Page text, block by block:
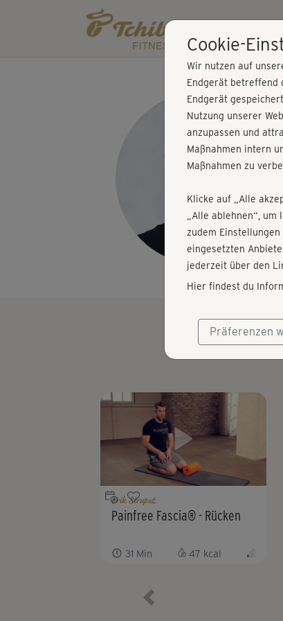
Erik Strupat
Painfree Fascia® - Rücken
31 Min 47 kcal
Vorheriges Element
Cookie-
Wir nutzen auf
Endgerät betreffend
Endgerät
Nutzung unserer
anzupassen und
Maßnahmen intern
Maßnahmen zu
Klicke auf „Alle
„Alle ablehnen“,
zudem
eingesetzten
jederzeit über den
Hier findest du
Präferenzen